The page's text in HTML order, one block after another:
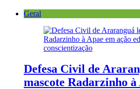
Geral
Defesa Civil de
mascote Radarzinho à